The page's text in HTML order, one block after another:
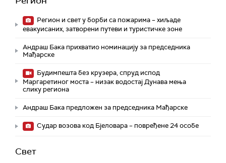
Регион и свет у борби са пожарима – хиљаде
евакуисаних, затворени путеви и туристичке зоне
Андраш Бака прихватио номинацију за председника
Мађарске
Будимпешта без крузера, спруд испод
Маргаретиног моста – низак водостај Дунава мења
слику региона
Андраш Бакa предложен за председника Мађарске
Судар возова код Бјеловара – повређене 24 особе
Свет